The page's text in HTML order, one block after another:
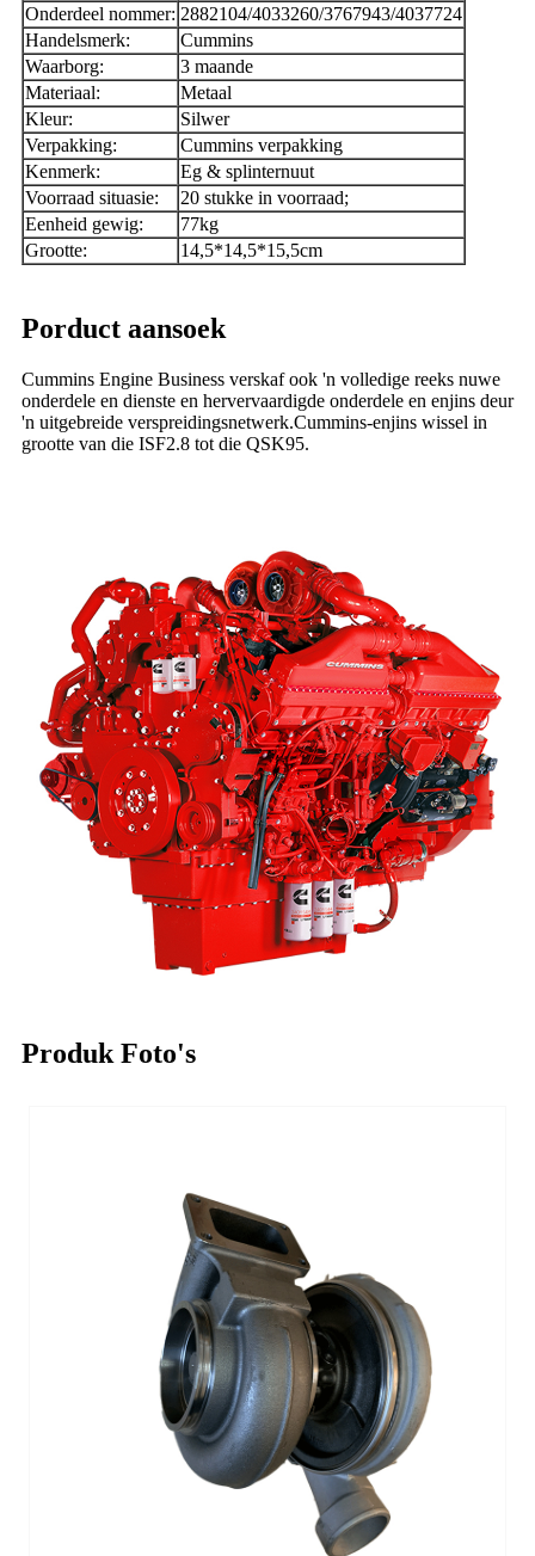
Onderdeel nommer: 2882104/4033260/3767943/4037724
Handelsmerk:
Cummins
Waarborg:
3 maande
Materiaal:
Metaal
Kleur:
Silwer
Verpakking:
Cummins verpakking
Kenmerk:
Eg & splinternuut
Voorraad situasie:
20 stukke in voorraad;
Eenheid gewig:
77kg
Grootte:
14,5*14,5*15,5cm
Porduct aansoek
Cummins Engine Business verskaf ook 'n volledige reeks nuwe
onderdele en dienste en hervervaardigde onderdele en enjins deur
'n uitgebreide verspreidingsnetwerk.Cummins-enjins wissel in
grootte van die ISF2.8 tot die QSK95.
Produk Foto's